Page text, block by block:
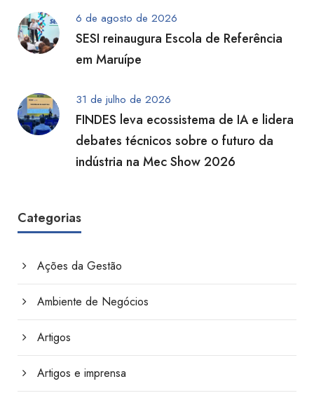
6 de agosto de 2026
SESI reinaugura Escola de Referência
em Maruípe
31 de julho de 2026
FINDES leva ecossistema de IA e lidera
debates técnicos sobre o futuro da
indústria na Mec Show 2026
Categorias
Ações da Gestão
Ambiente de Negócios
Artigos
Artigos e imprensa